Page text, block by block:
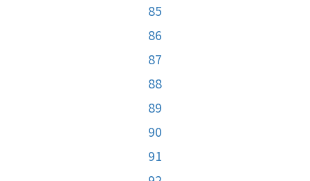
85
86
87
88
89
90
91